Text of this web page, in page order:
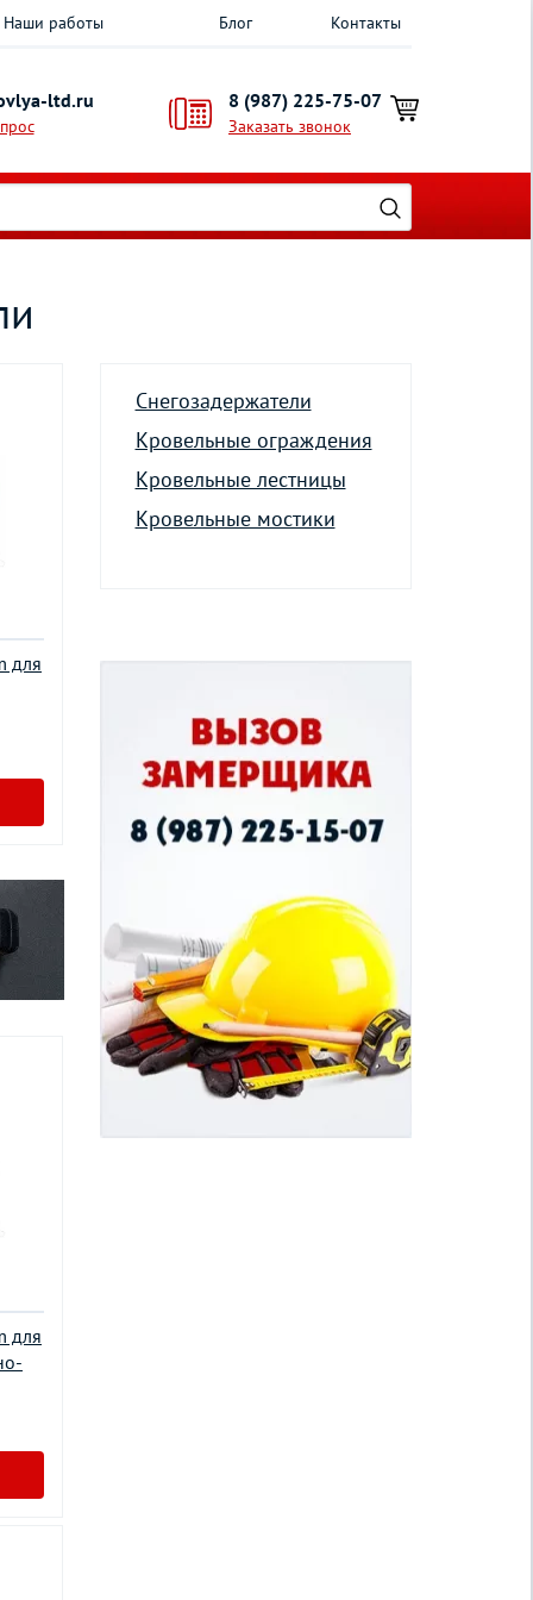
Наши работы Блог Контакты
ltd.ru 8 (987) 225-75-07
Заказать звонок
Снегозадержатели
Кровельные ограждения
Кровельные лестницы
Кровельные мостики
для
для